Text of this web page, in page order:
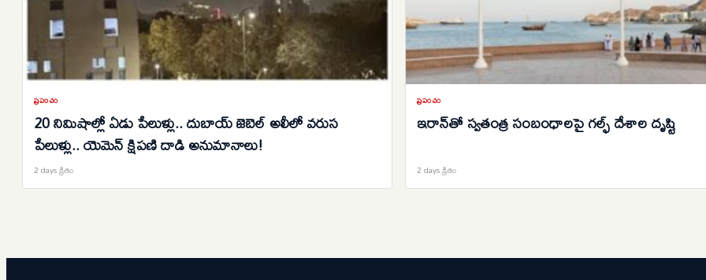
ప్రపంచం
20 నిమిషాల్లో ఏడు పేలుళ్లు.. దుబాయ్ జెబెల్ అలీలో వరుస
పేలుళ్లు.. యెమెన్ క్షిపణి దాడి అనుమానాలు!
2 days క్రితం
ప్రపంచం
ఇరాన్‌తో స్వతంత్ర సంబంధాలపై గల్ఫ్‌ దేశాల దృష్టి
2 days క్రితం